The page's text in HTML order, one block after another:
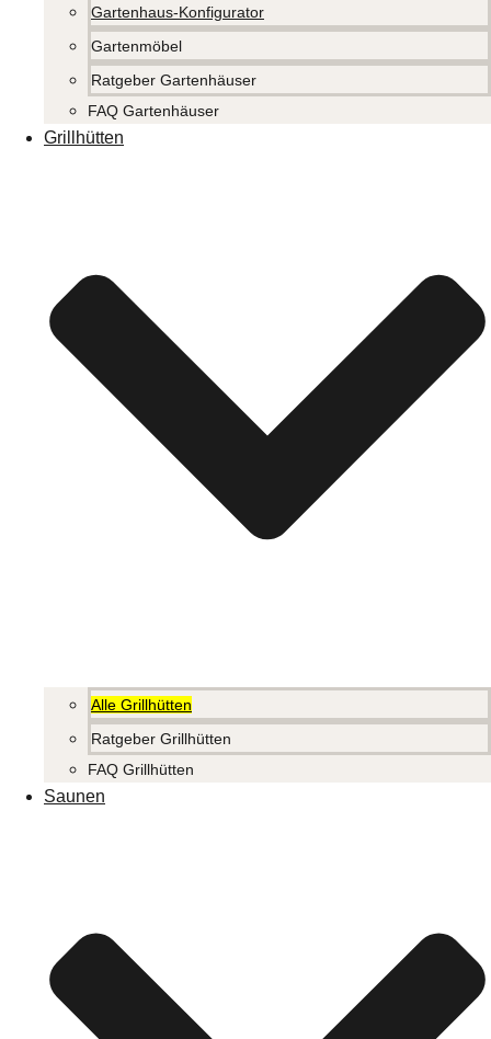
Gartenhaus-Konfigurator
Gartenmöbel
Ratgeber Gartenhäuser
FAQ Gartenhäuser
Grillhütten
Alle Grillhütten
Ratgeber Grillhütten
FAQ Grillhütten
Saunen